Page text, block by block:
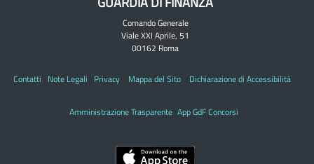
Comando Generale
Viale XXI Aprile, 51
00162 Roma
Contatti Note Legali Privacy Mappa del Sito Dichiarazione di Accessibilità
Amministrazione Trasparente App GdF Concorsi